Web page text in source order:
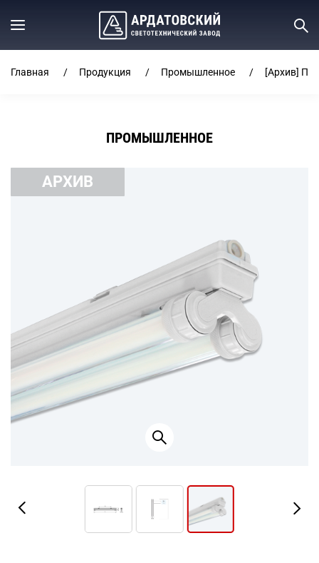
Главная Продукция Промышленное [Архив]
ПРОМЫШЛЕННОЕ
АРХИВ